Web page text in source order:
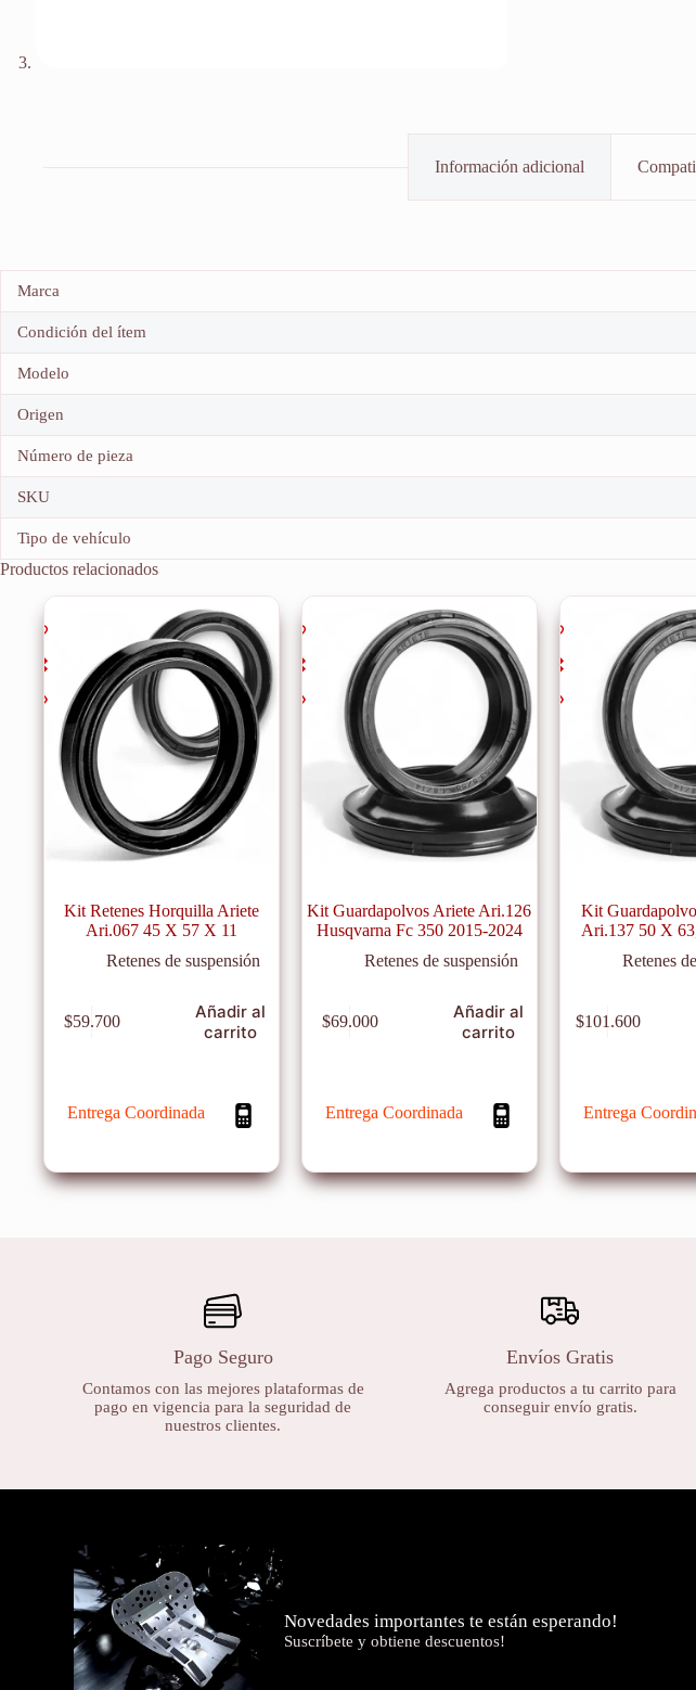
Información adicional
Marca
Condición del ítem
Modelo
Origen
Número de pieza
SKU
Tipo de vehículo
Productos relacionados
Kit Retenes Horquilla Ariete
Ari.067 45 X 57 X 11
Retenes de suspensión
$59.700
Añadir al
carrito
Entrega Coordinada
Kit Guardapolvos Ariete Ari.126
Husqvarna Fc 350 2015-2024
Retenes de suspensión
$69.000
Añadir al
carrito
Entrega Coordinada
Kit
Ari.137 50 X
Retenes
$101.600
Entrega
Pago Seguro
Contamos con las mejores plataformas de
pago en vigencia para la seguridad de
nuestros clientes.
Envíos Gratis
Agrega productos a tu carrito para
conseguir envío gratis.
Novedades importantes te están esperando!
Suscríbete y obtiene descuentos!